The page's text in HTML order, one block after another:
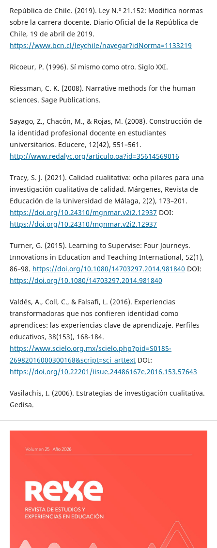
República de Chile. (2019). Ley N.º 21.152: Modifica normas
sobre la carrera docente. Diario Oficial de la República de
Chile, 19 de abril de 2019.
https://www.bcn.cl/leychile/navegar?idNorma=1133219
Ricoeur, P. (1996). Sí mismo como otro. Siglo XXI.
Riessman, C. K. (2008). Narrative methods for the human
sciences. Sage Publications.
Sayago, Z., Chacón, M., & Rojas, M. (2008). Construcción de
la identidad profesional docente en estudiantes
universitarios. Educere, 12(42), 551–561.
http://www.redalyc.org/articulo.oa?id=35614569016
Tracy, S. J. (2021). Calidad cualitativa: ocho pilares para una
investigación cualitativa de calidad. Márgenes, Revista de
Educación de la Universidad de Málaga, 2(2), 173–201.
https://doi.org/10.24310/mgnmar.v2i2.12937 DOI:
https://doi.org/10.24310/mgnmar.v2i2.12937
Turner, G. (2015). Learning to Supervise: Four Journeys.
Innovations in Education and Teaching International, 52(1),
86–98. https://doi.org/10.1080/14703297.2014.981840 DOI:
https://doi.org/10.1080/14703297.2014.981840
Valdés, A., Coll, C., & Falsafi, L. (2016). Experiencias
transformadoras que nos confieren identidad como
aprendices: las experiencias clave de aprendizaje. Perfiles
educativos, 38(153), 168-184.
https://www.scielo.org.mx/scielo.php?pid=S0185-
26982016000300168&script=sci_arttextDOI:
https://doi.org/10.22201/iisue.24486167e.2016.153.57643
Vasilachis, I. (2006). Estrategias de investigación cualitativa.
Gedisa.